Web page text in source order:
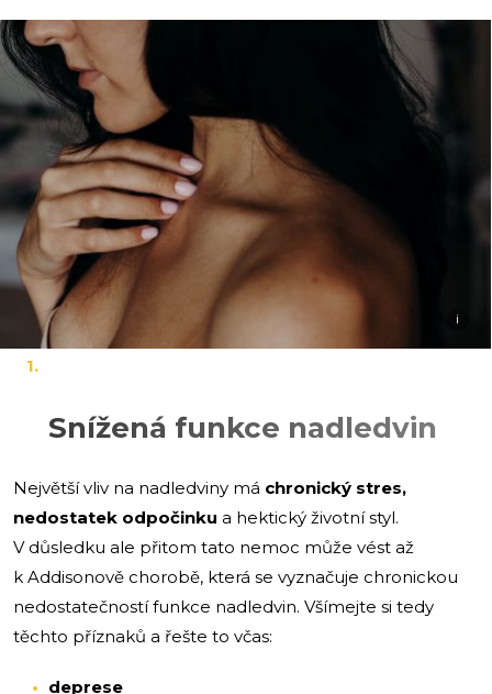
i
Snížená funkce nadledvin
Největší vliv na nadledviny má chronický stres,
nedostatek odpočinku a hektický životní styl.
V důsledku ale přitom tato nemoc může vést až
k Addisonově chorobě, která se vyznačuje chronickou
nedostatečností funkce nadledvin. Všímejte si tedy
těchto příznaků a řešte to včas:
deprese